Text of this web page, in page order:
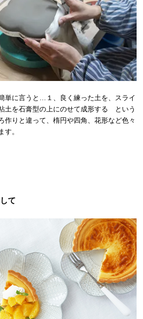
単に言うと…１、良く練った土を、スライ
土を石膏型の上にのせて成形する という
作りと違って、楕円や四角、花形など色々
す。
て